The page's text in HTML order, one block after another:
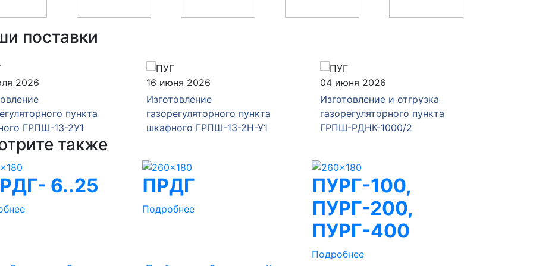
поставки
2026
пункта
ГРПШ-13-2У1
16 июня 2026
Изготовление
газорегуляторного пункта
шкафного ГРПШ-13-2Н-У1
04 июня 2026
Изготовление и отгрузка
газорегуляторного пункта
ГРПШ-РДНК-1000/2
также
6..25 ПРДГ
Подробнее
ПУРГ-100,
ПУРГ-200,
ПУРГ-400
Подробнее